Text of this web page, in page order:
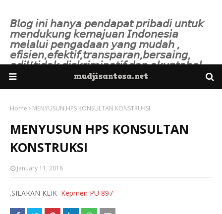
𝘉𝘭𝘰𝘨 𝘪𝘯𝘪 𝘩𝘢𝘯𝘺𝘢 𝘱𝘦𝘯𝘥𝘢𝘱𝘢𝘵 𝘱𝘳𝘪𝘣𝘢𝘥𝘪 𝘶𝘯𝘵𝘶𝘬
𝘮𝘦𝘯𝘥𝘶𝘬𝘶𝘯𝘨 𝘬𝘦𝘮𝘢𝘫𝘶𝘢𝘯 𝘐𝘯𝘥𝘰𝘯𝘦𝘴𝘪𝘢
𝘮𝘦𝘭𝘢𝘭𝘶𝘪 𝘱𝘦𝘯𝘨𝘢𝘥𝘢𝘢𝘯 𝘺𝘢𝘯𝘨 𝘮𝘶𝘥𝘢𝘩 ,
𝘦𝘧𝘪𝘴𝘪𝘦𝘯,𝘦𝘧𝘦𝘬𝘵𝘪𝘧,𝘵𝘳𝘢𝘯𝘴𝘱𝘢𝘳𝘢𝘯,𝘣𝘦𝘳𝘴𝘢𝘪𝘯𝘨,
𝘢𝘥𝘪𝘭/𝘵𝘪𝘥𝘢𝘬 𝘥𝘪𝘴𝘬𝘳𝘪𝘮𝘪𝘯𝘢𝘵𝘪𝘧 𝘥𝘢𝘯 𝘢𝘬𝘶𝘯𝘵𝘢𝘣𝘦𝘭.
Home MENYUSUN HPS KONSULTAN KONSTRUKSI
MENYUSUN HPS KONSULTAN
KONSTRUKSI
January 11, 2018
.SILAKAN KLIK Kepmen PU 897